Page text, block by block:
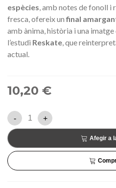
espècies, amb notes de fonoll i
fresca, ofereix unfinal
amb ànima, història i una
l’estudi Reskate, que
actual.
10,20 €
- +
Afegir a